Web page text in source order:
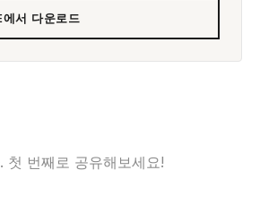
서 다운로드
첫 번째로 공유해보세요!